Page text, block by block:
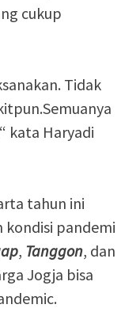
cukup
Tidak
kata Haryadi
tahun ini
kondisi pandemi
, Tanggon, dan
Jogja bisa